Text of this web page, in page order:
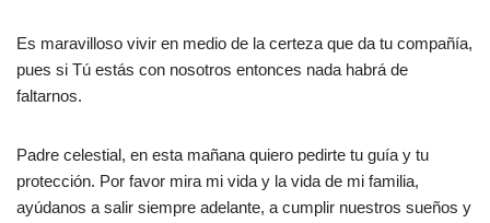
Es maravilloso vivir en medio de la certeza que da tu compañía,
pues si Tú estás con nosotros entonces nada habrá de
faltarnos.
Padre celestial, en esta mañana quiero pedirte tu guía y tu
protección. Por favor mira mi vida y la vida de mi familia,
ayúdanos a salir siempre adelante, a cumplir nuestros sueños y